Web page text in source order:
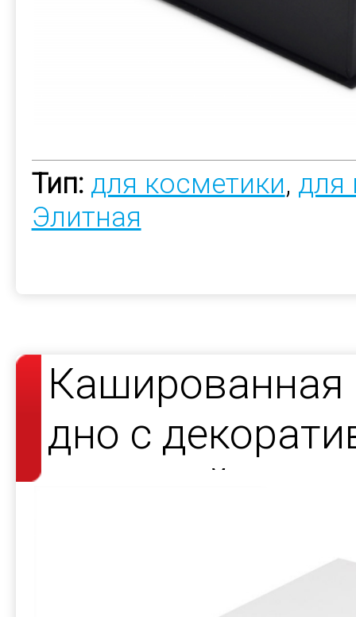
Тип: для косметики, для
Элитная
дно с
атласной